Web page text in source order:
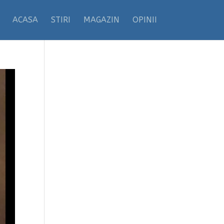
ACASA STIRI MAGAZIN OPINII